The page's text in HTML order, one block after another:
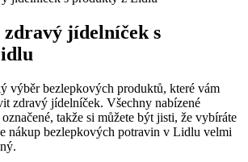
zdravý jídelníček s
výběr bezlepkových produktů, ⁢které vám​
​zdravý jídelníček. Všechny nabízené
takže si můžete⁤ být jisti,​ že vybíráte
nákup bezlepkových potravin v Lidlu velmi